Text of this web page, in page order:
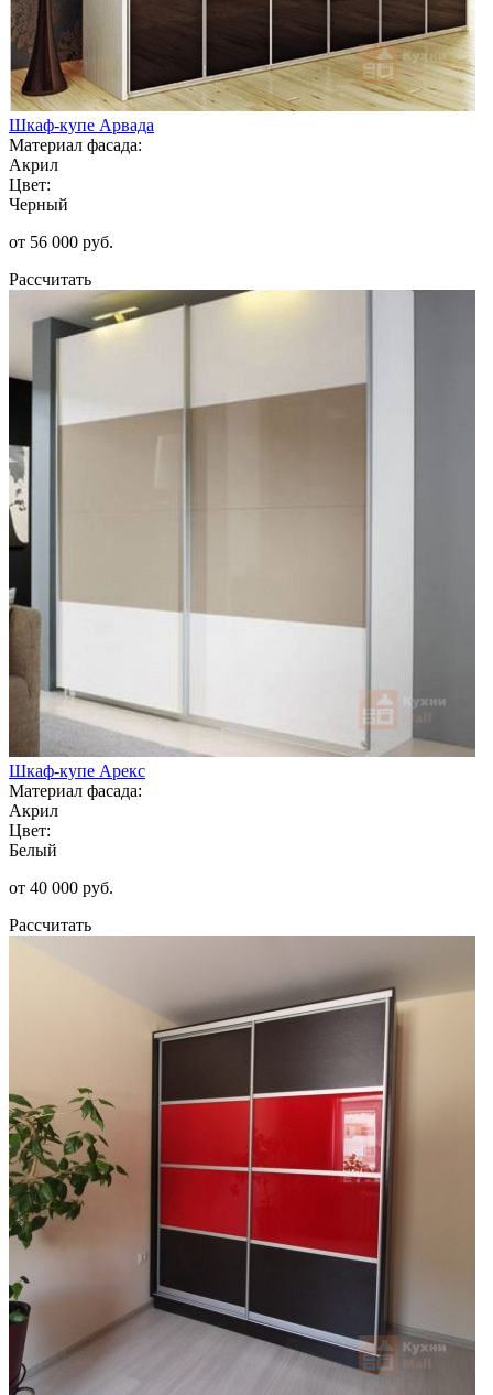
Шкаф-купе Арвада
Материал фасада:
Акрил
Цвет:
Черный
от 56 000 руб.
Рассчитать
Шкаф-купе Арекс
Материал фасада:
Акрил
Цвет:
Белый
от 40 000 руб.
Рассчитать